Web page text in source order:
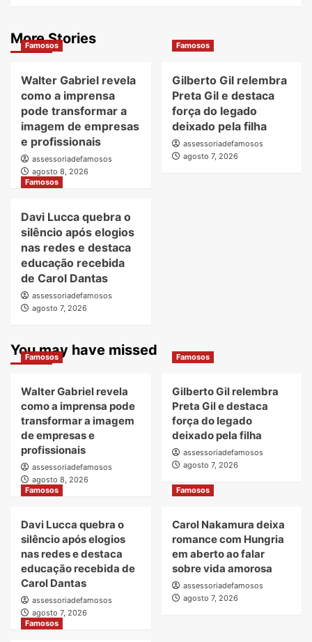
More Stories
Famosos
Walter Gabriel revela
como a imprensa
pode transformar a
imagem de empresas
e profissionais
assessoriadefamosos
agosto 8, 2026
Famosos
Gilberto Gil relembra
Preta Gil e destaca
força do legado
deixado pela filha
assessoriadefamosos
agosto 7, 2026
Famosos
Davi Lucca quebra o
silêncio após elogios
nas redes e destaca
educação recebida
de Carol Dantas
assessoriadefamosos
agosto 7, 2026
You may have missed
Famosos
Walter Gabriel revela
como a imprensa pode
transformar a imagem
de empresas e
profissionais
assessoriadefamosos
agosto 8, 2026
Famosos
Gilberto Gil relembra
Preta Gil e destaca
força do legado
deixado pela filha
assessoriadefamosos
agosto 7, 2026
Famosos
Davi Lucca quebra o
silêncio após elogios
nas redes e destaca
educação recebida de
Carol Dantas
assessoriadefamosos
agosto 7, 2026
Famosos
Carol Nakamura deixa
romance com Hungria
em aberto ao falar
sobre vida amorosa
assessoriadefamosos
agosto 7, 2026
Famosos